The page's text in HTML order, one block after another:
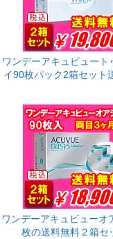
ワンデーアキュビュート
イ90枚パック2箱セット
ワンデーアキュビューオ
枚の送料無料２箱セ